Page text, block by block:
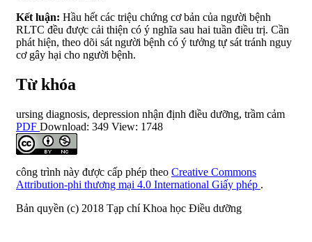
Kết luận: Hầu hết các triệu chứng cơ bản của người bệnh
RLTC đều được cải thiện có ý nghĩa sau hai tuần điều trị. Cần
phát hiện, theo dõi sát người bệnh có ý tưởng tự sát tránh nguy
cơ gây hại cho người bệnh.
Từ khóa
ursing diagnosis, depression nhận định điều dưỡng, trầm cảm
PDF Download: 349 View: 1748
công trình này được cấp phép theo Creative Commons
Attribution-phi thương mại 4.0 International Giấy phép .
Bản quyền (c) 2018 Tạp chí Khoa học Điều dưỡng